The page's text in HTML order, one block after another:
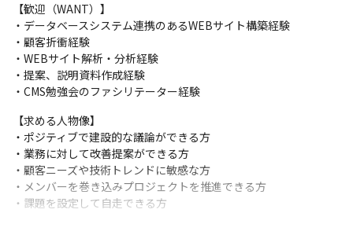
【歓迎（WANT）】
・データベースシステム連携のあるWEBサイト構築経験
・顧客折衝経験
・WEBサイト解析・分析経験
・提案、説明資料作成経験
・CMS勉強会のファシリテーター経験
【求める人物像】
・ポジティブで建設的な議論ができる方
・業務に対して改善提案ができる方
・顧客ニーズや技術トレンドに敏感な方
・メンバーを巻き込みプロジェクトを推進できる方
・課題を設定して自走できる方